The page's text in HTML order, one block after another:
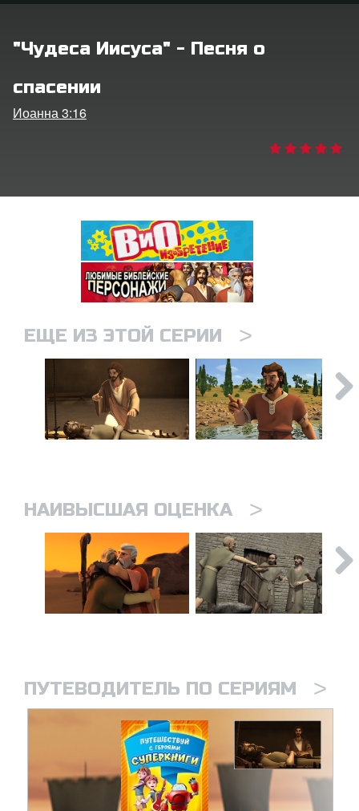
"Чудеса Иисуса" - Песня о
спасении
Иоанна 3:16
ЕЩЕ ИЗ ЭТОЙ СЕРИИ >
НАИВЫСШАЯ ОЦЕНКА >
ПУТЕВОДИТЕЛЬ ПО СЕРИЯМ >